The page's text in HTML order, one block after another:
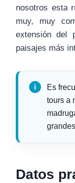
nosotros esta
muy, muy
extensión del
paisajes más
Es
tours a
Datos